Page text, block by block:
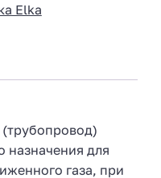
Elka
для
газа, при